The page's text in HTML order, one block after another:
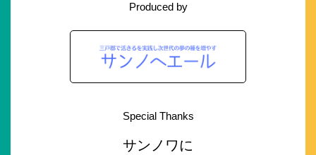
Produced by
Special Thanks
サンノワに